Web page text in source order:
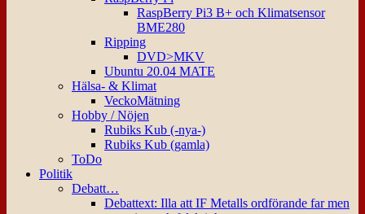
RaspBerry Pi3 B+ och Klimatsensor
BME280
Ripping
DVD>MKV
Ubuntu 20.04 MATE
Hälsa- & Klimat
VeckoMätning
Hobby / Nöjen
Rubiks Kub (-nya-)
Rubiks Kub (gamla)
ToDo
Politik
Debatt…
Debattext: Illa att IF Metalls ordförande far men